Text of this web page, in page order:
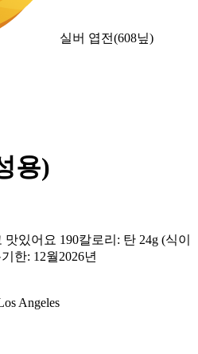
실버 엽전(608닢)
용)
있어요 190칼로리: 탄 24g (식이
한: 12월2026년
Angeles